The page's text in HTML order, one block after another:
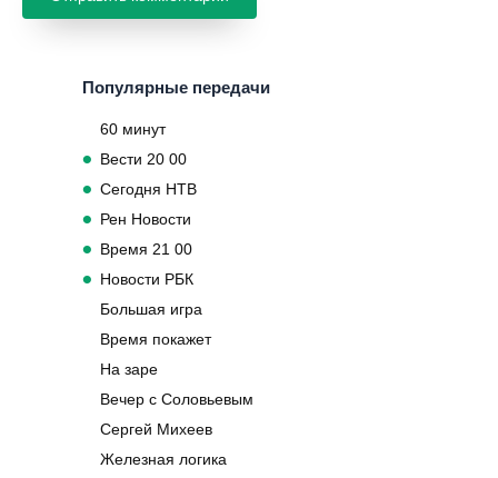
Популярные передачи
60 минут
Вести 20 00
Сегодня НТВ
Рен Новости
Время 21 00
Новости РБК
Большая игра
Время покажет
На заре
Вечер с Соловьевым
Сергей Михеев
Железная логика